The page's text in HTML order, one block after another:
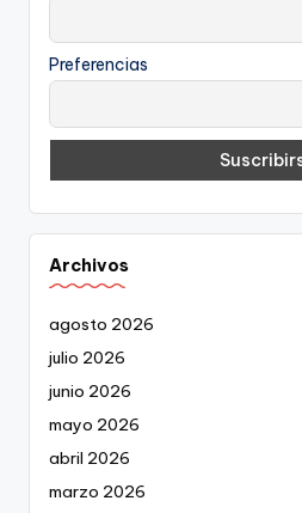
Preferencias
Archivos
agosto 2026
julio 2026
junio 2026
mayo 2026
abril 2026
marzo 2026